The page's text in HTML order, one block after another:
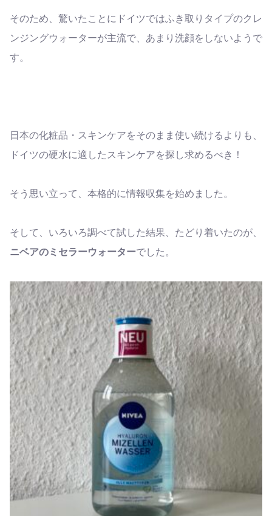
そのため、驚いたことにドイツではふき取りタイプのクレ
ンジングウォーターが主流で、あまり洗顔をしないようで
す。
日本の化粧品・スキンケアをそのまま使い続けるよりも、
ドイツの硬水に適したスキンケアを探し求めるべき！
そう思い立って、本格的に情報収集を始めました。
そして、いろいろ調べて試した結果、たどり着いたのが、
ニベアのミセラーウォーターでした。